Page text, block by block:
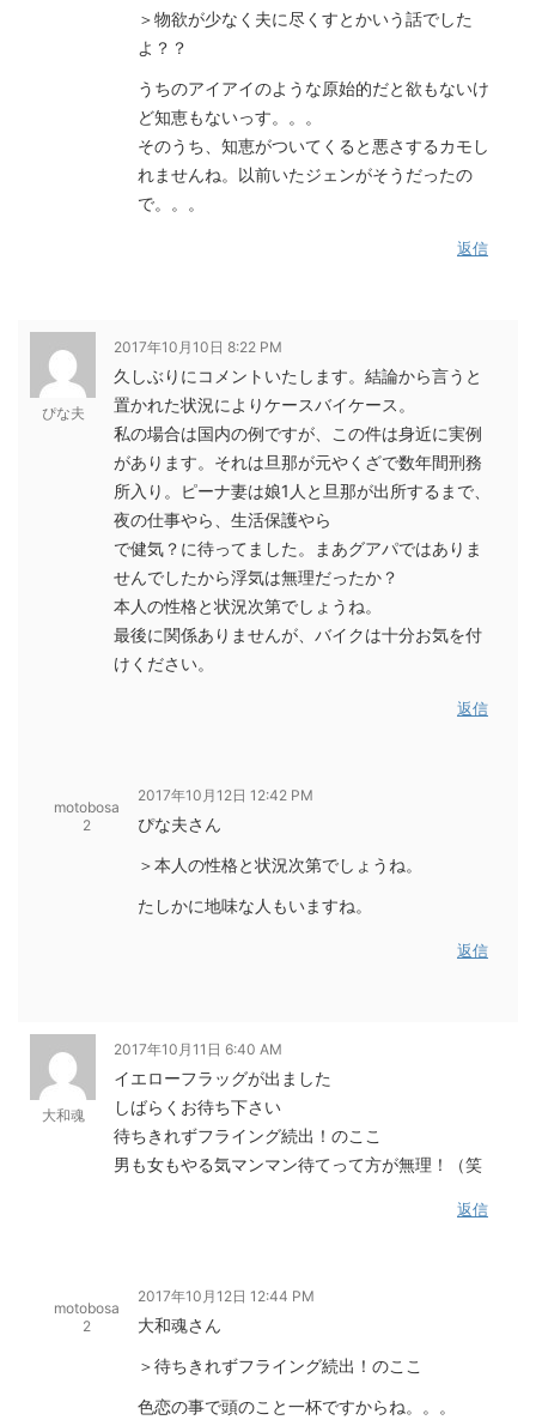
＞物欲が少なく夫に尽くすとかいう話でした
よ？？
うちのアイアイのような原始的だと欲もないけ
ど知恵もないっす。。。
そのうち、知恵がついてくると悪さするカモし
れませんね。以前いたジェンがそうだったの
で。。。
返信
ぴな夫
2017年10月10日 8:22 PM
久しぶりにコメントいたします。結論から言うと
置かれた状況によりケースバイケース。
私の場合は国内の例ですが、この件は身近に実例
があります。それは旦那が元やくざで数年間刑務
所入り。ピーナ妻は娘1人と旦那が出所するまで、
夜の仕事やら、生活保護やら
で健気？に待ってました。まあグアパではありま
せんでしたから浮気は無理だったか？
本人の性格と状況次第でしょうね。
最後に関係ありませんが、バイクは十分お気を付
けください。
返信
motobosa
2
2017年10月12日 12:42 PM
ぴな夫さん
＞本人の性格と状況次第でしょうね。
たしかに地味な人もいますね。
返信
大和魂
2017年10月11日 6:40 AM
イエローフラッグが出ました
しばらくお待ち下さい
待ちきれずフライング続出！のここ
男も女もやる気マンマン待てって方が無理！（笑
返信
motobosa
2
2017年10月12日 12:44 PM
大和魂さん
＞待ちきれずフライング続出！のここ
色恋の事で頭のこと一杯ですからね。。。